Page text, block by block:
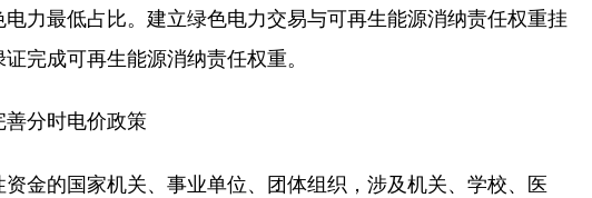
力最低占比。建立绿色电力交易与可再生能源消纳责任权重挂
完成可再生能源消纳责任权重。
分时电价政策
的国家机关、事业单位、团体组织，涉及机关、学校、医